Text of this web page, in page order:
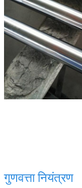
गुणवत्ता नियंत्रण